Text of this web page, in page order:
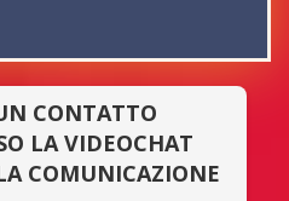
CONTATTO
LA VIDEOCHAT
COMUNICAZIONE